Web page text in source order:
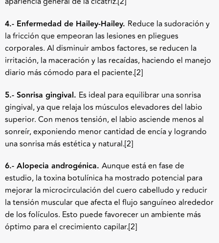
4.- Enfermedad de Hailey-Hailey. Reduce la sudoración y
la fricción que empeoran las lesiones en pliegues
corporales. Al disminuir ambos factores, se reducen la
irritación, la maceración y las recaídas, haciendo el manejo
diario más cómodo para el paciente.[2]
5.- Sonrisa gingival. Es ideal para equilibrar una sonrisa
gingival, ya que relaja los músculos elevadores del labio
superior. Con menos tensión, el labio asciende menos al
sonreír, exponiendo menor cantidad de encía y logrando
una sonrisa más estética y natural.[2]
6.- Alopecia androgénica. Aunque está en fase de
estudio, la toxina botulínica ha mostrado potencial para
mejorar la microcirculación del cuero cabelludo y reducir
la tensión muscular que afecta el flujo sanguíneo alrededor
de los folículos. Esto puede favorecer un ambiente más
óptimo para el crecimiento capilar.[2]